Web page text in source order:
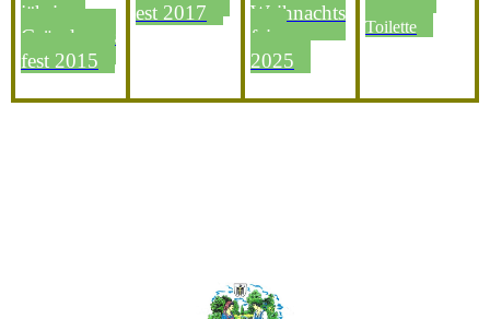
jähriges
Gründungs
fest 2015
est 2017
Weihnachts
feier
2025
Toilette